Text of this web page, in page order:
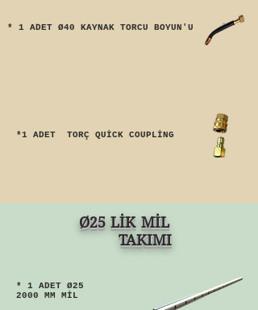
* 1 ADET Ø40 KAYNAK TORCU BOYUN'U
*1 ADET TORÇ QUİCK COUPLİNG
Ø25 LİK MİL
TAKIMI
* 1 ADET Ø25
2000 MM MİL